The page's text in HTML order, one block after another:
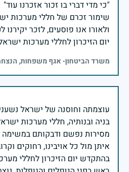
שימור זכרם של חללי מערכות
יום הזיכרון לחללי מערכות ישראל
משרד הביטחון- אגף משפחות,
עוצמתה וחוסנה של ישראל
בניה ובנותיה, חללי מערכות
מסירות נפשם ודבקותם במשימה
בהתקדש יום הזיכרון לחללי